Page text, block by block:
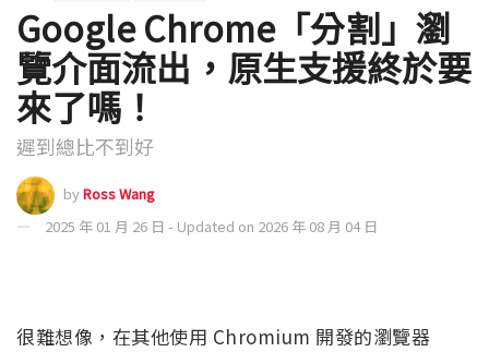
Google Chrome「分割」瀏
覽介面流出，原生支援終於要
來了嗎！
遲到總比不到好
byRoss Wang
2025 年 01 月 26 日 - Updated on 2026 年 08 月 04 日
很難想像，在其他使用 Chromium 開發的瀏覽器